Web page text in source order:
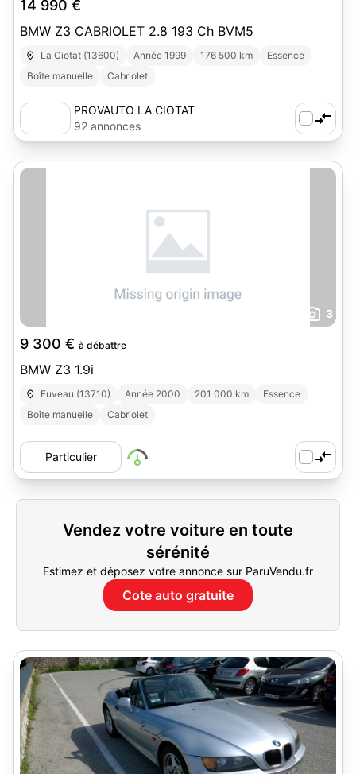
14 990 €
BMW Z3 CABRIOLET 2.8 193 Ch BVM5
La Ciotat (13600) Année 1999 176 500 km
Essence
Boîte manuelle
Cabriolet
PROVAUTO LA CIOTAT
92 annonces
3
9 300 € à débattre
BMW Z3 1.9i
Fuveau (13710) Année 2000 201 000 km
Essence
Boîte manuelle
Cabriolet
Particulier
Vendez votre voiture en toute
sérénité
Estimez et déposez votre annonce sur ParuVendu.fr
Cote auto gratuite